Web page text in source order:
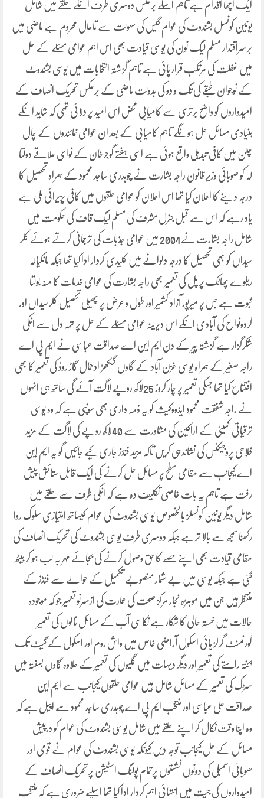
ایک اچھا اقدام ہے تاہم اسکے برعکس دوسری طرف انکے حلقے میں شامل
یونین کونسل بشندوٹ کی عوام گیس کی سہولت سے تاحال محروم ہے ماضی میں
برسراقتدار مسلم لیگ نون کی یوسی قیادت بھی اس اہم عوامی مسئلے کے حل
میں غفلت کی مرتکب قرار پائی ہے تاہم گزشتہ انتخابات میں یوسی بشندوٹ
کے نوجوان طبقے کی تگ و دو کی بدولت ماضی کے برعکس تحریک انصاف کے
امیدواروں کو واضح برتری سے کامیابی محض اس امید پر دلائی تھی کہ شاید انکے
بنیادی مسائل حل ہونگے تاہم کامیابی کے بعد ان عوامی نمائندوں کے چال
چلن میں کافی تبدیلی واقع ہوئی ہے اسی ہفتے گوجرخان کے نواحی علاقے دولتا
لہ کو صوبائی وزیر قانون راجہ بشارت نے چوہدری ساجد محمود کے ہمراہ تحصیل کا
درجہ دینے کا اعلان کیا تھا اس اعلان کو عوامی حلقوں میں کافی پزیرائی ملی ہے
یاد رہے کہ اس سے قبل جنرل مشرف کی مسلم لیگ قاف کی حکومت میں
شامل راجہ بشارت نے2004 میں عوامی جذبات کی ترجمانی کرتے ہوئے کلر
سیداں کو بھی تحصیل کا درجہ دلوانے میں کلیدی کردار ادا کیا تھا جبکہ مانکیالہ
ریلوے پھاٹک پر پل کی تعمیر بھی راجہ بشارت کی عوامی خدمات کا منہ بولتا
ثبوت ہے جس پر میرپور آزاد کشمیر اور طول و عرض پر پھیلی تحصیل کلرسیداں اور
گردونواح کی آبادی انکے اس دیرینہ عوامی مسئلے کے حل پر تہہ دل سے انکی
شکرگزار ہے گزشتہ پیر کے دن ایم این اے صداقت عباسی نے ایم پی اے
راجہ صغیر کے ہمراہ یوسی غزن آباد کے گاوں گکھڑ ادھمال گاڑ روڈ کی تعمیر کا بھی
افتتاح کیا تھا جسکی تعمیر پر چار کروڑ 25لاکھ روپے لاگت آئے گی ساتھ ہی انہوں
نے راجہ شفقت محمود ایڈووکیث کو یہ ذمہ داری بھی سونپی ہے کہ وہ یوسی
ترقیاتی کمیٹی کے اراکین کی مشاورت سے 40لاکھ روپے کی لاگت کے مزید
فلاحی پروجیکٹس کی نشاندہی کریں تاکہ مزید فنڈز جاری کیے جائیں گو یہ ایم این
اے کیجانب سے مقامی سطح پر مسائل حل کرنے کی ایک قابل ستائش پیش
رفت ہے تاہم یہ بات خاصی تکلیف دہ ہے کہ انکی طرف سے حلقے میں
شامل دیگر یونین کونسلز بالخصوص یوسی بشندوٹ کی عوام کیساتھ امتیازی سلوک روا
رکھنا سمجھ سے بالا ترہے جبکہ دوسری طرف یوسی بشندوٹ کی تحریک انصاف کی
مقامی قیادت بھی اپنے حصے کا حق وصول کرنے کی بجائے مہر بہ لب ہو کر بیٹھ
گئی ہے جبکہ یوسی میں بے شمار منصوبے تکمیل کے حوالے سے فنڈز کے
منتظر ہیں جن میں موہڑہ نجار مرکز صحت کی عمارت کی ازسرنو تعمیر جو کہ موجودہ
حالات میں خستہ حالی کا شکار ہے نکاسی آب کے مسائل نالوں کی تعمیر
گورنمنٹ گرلز ہائی اسکول آراضی خاص میں واش روم اور اسکول کے گیٹ تک
پختہ راستے کی تعمیر اور دیگر دیہات میں گلیوں کی تعمیر کے علاوہ گاوں بسنتہ میں
سڑک کی تعمیر کے مسائل شامل ہیں عوامی حلقوں کیجانب سے ایم این
صداقت علی عباسی اور منتخب ایم پی اے چوہدری ساجد محمود سے اپیل ہے کہ
وہ اپنا وقت نکال کر اپنے حلقے میں شامل یوسی بشندوٹ کی عوام کو درپیش
مسائل کے حل کیجانب توجہ دیں کیونکہ یوسی بشندوٹ کی عوام نے قومی اور
صوبائی اسمبلی کی دونوں نشستوں پر تمام پولنگ اسٹیشن پر تحریک انصاف کے
امیدواروں کی جیت میں انتہائی اہم کردار ادا کیا تھا اسلیے ضروری ہے کہ منتخب